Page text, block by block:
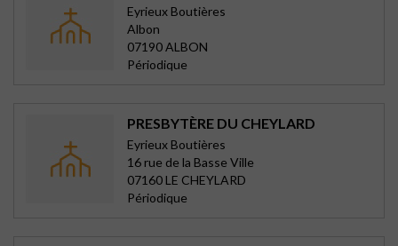
Eyrieux Boutières
Albon
07190 ALBON
Périodique
PRESBYTÈRE DU CHEYLARD
Eyrieux Boutières
16 rue de la Basse Ville
07160 LE CHEYLARD
Périodique